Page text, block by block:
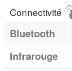
Connectivité
Bluetooth
Infrarouge